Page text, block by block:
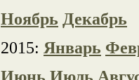
Ноябрь Декабрь
2015: Январь